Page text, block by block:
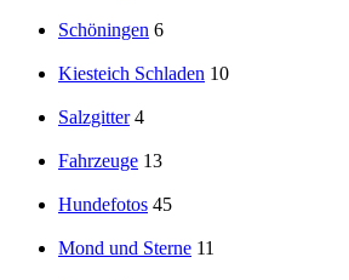
Schöningen 6
Kiesteich Schladen 10
Salzgitter 4
Fahrzeuge 13
Hundefotos 45
Mond und Sterne 11